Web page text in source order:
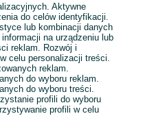
Aktywne
do celów identyfikacji.
lub kombinacji danych
na urządzeniu lub
reklam. Rozwój i
celu personalizacji treści.
reklam.
do wyboru reklam.
do wyboru treści.
profili do wyboru
profili w celu